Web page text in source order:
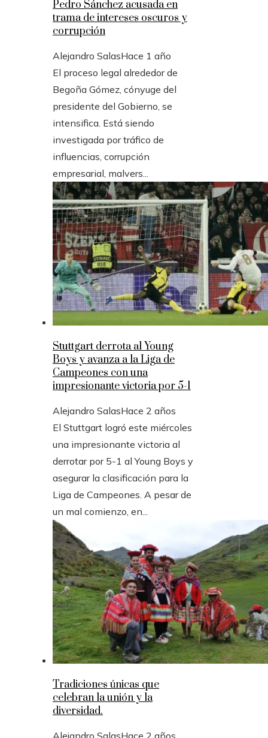
Pedro Sánchez acusada en
trama de intereses oscuros y
corrupción
Alejandro SalasHace 1 año
El proceso legal alrededor de
Begoña Gómez, cónyuge del
presidente del Gobierno, se
intensifica. Está siendo
investigada por tráfico de
influencias, corrupción
empresarial, malvers...
Stuttgart derrota al Young
Boys y avanza a la Liga de
Campeones con una
impresionante victoria por 5-1
Alejandro SalasHace 2 años
El Stuttgart logró este miércoles
una impresionante victoria al
derrotar por 5-1 al Young Boys y
asegurar la clasificación para la
Liga de Campeones. A pesar de
un mal comienzo, en...
Tradiciones únicas que
celebran la unión y la
diversidad.
Alejandro SalasHace 2 años